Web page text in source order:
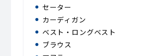
セーター
カーディガン
ベスト・ロングベスト
ブラウス